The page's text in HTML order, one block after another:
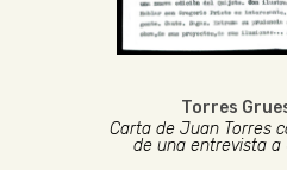
Torres
Carta de Juan Torres
de una entrevista a